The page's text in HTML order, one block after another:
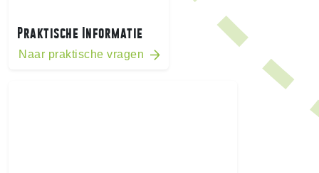
Praktische Informatie
Naar praktische vragen